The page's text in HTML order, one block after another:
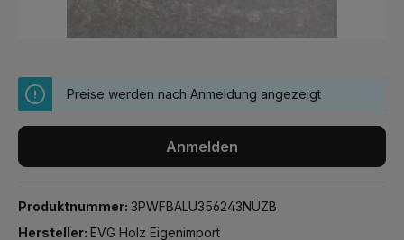
Preise werden nach Anmeldung angezeigt
Anmelden
Produktnummer: 3PWFBALU356243NÜZB
Hersteller: EVG Holz Eigenimport